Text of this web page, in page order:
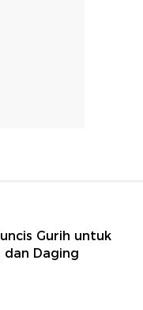
Gurih untuk
dan Daging